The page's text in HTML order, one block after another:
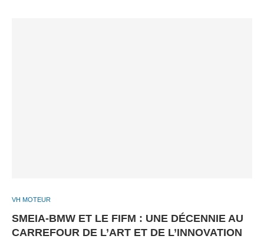
VH MOTEUR
SMEIA-BMW ET LE FIFM : UNE DÉCENNIE AU
CARREFOUR DE L’ART ET DE L’INNOVATION